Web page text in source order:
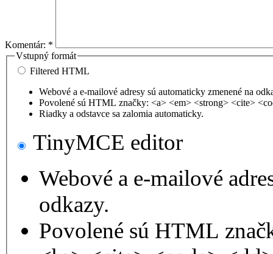
Komentár: *
Vstupný formát
Filtered HTML
Webové a e-mailové adresy sú automaticky zmenené na
Povolené sú HTML značky: <a> <em> <strong> <cite>
Riadky a odstavce sa zalomia automaticky.
TinyMCE editor
Webové a e-mailové
odkazy.
Povolené sú HTML